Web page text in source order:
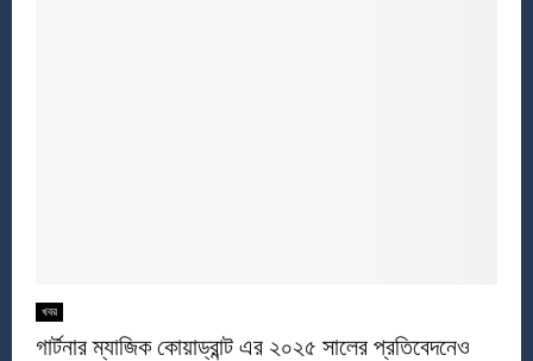
খবর
গার্টনার ম্যাজিক কোয়াড্রান্ট এর ২০২৫ সালের প্রতিবেদনেও